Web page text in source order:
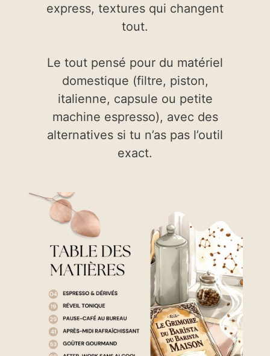
express, textures qui changent
tout.
Le tout pensé pour du matériel
domestique (filtre, piston,
italienne, capsule ou petite
machine espresso), avec des
alternatives si tu n’as pas l’outil
exact.